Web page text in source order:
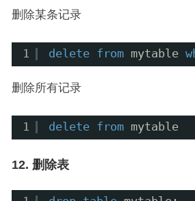
删除某条记录
1 delete from mytable
删除所有记录
1 delete from mytable
12. 删除表